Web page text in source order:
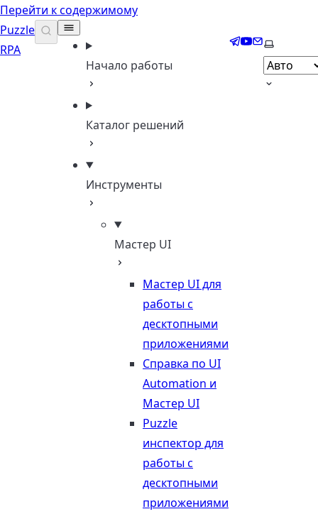
Перейти к содержимому
Puzzle
RPA
Начало работы
Каталог решений
Инструменты
Мастер UI
Мастер UI для
работы с
десктопными
приложениями
Справка по UI
Automation и
Мастер UI
Puzzle
инспектор для
работы с
десктопными
приложениями
Telegram
YouTube
Email